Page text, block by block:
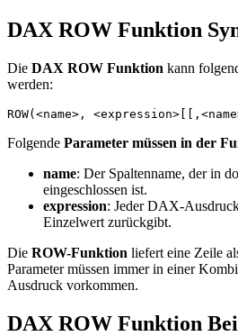
DAX ROW Funktion
Die DAX ROW Funktion kann
werden:
ROW(<name>,
Folgende Parameter müssen in der
name: Der Spaltenname, der in
eingeschlossen ist.
expression: Jeder DAX-
Einzelwert zurückgibt.
Die ROW-Funktion liefert eine Zeile
Parameter müssen immer in einer
Ausdruck vorkommen.
DAX ROW Funktion